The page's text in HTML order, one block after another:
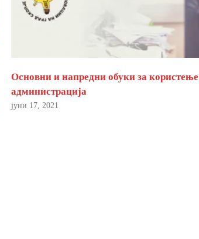
Основни и напредни обуки за
администрација
јуни 17, 2021